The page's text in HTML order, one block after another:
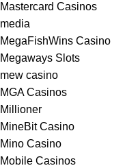
Mastercard Casinos
media
MegaFishWins Casino
Megaways Slots
mew casino
MGA Casinos
Millioner
MineBit Casino
Mino Casino
Mobile Casinos